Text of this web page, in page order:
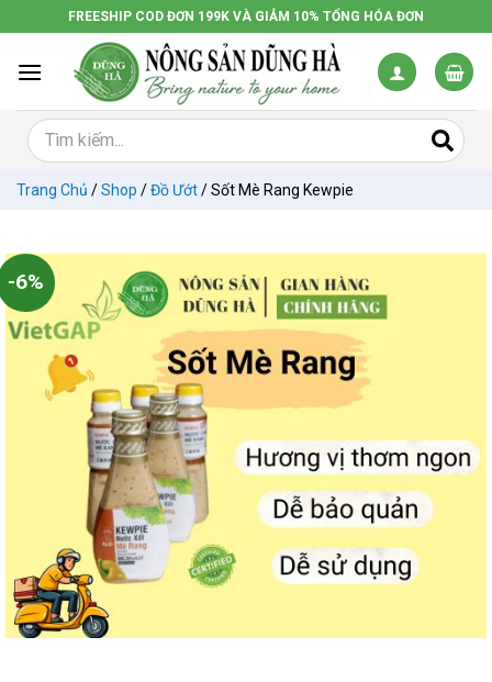
đến
dung
FREESHIP COD ĐƠN 199K VÀ GIẢM 10% TỔNG HÓA ĐƠN
Trang Chủ /Shop /Đồ Ướt/Sốt Mè Rang Kewpie
-6%